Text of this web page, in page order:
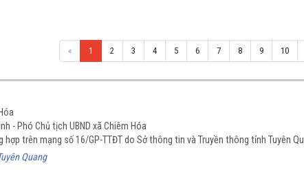
« 1 2 3 4 5 6 7 8 9 10
- Phó Chủ tịch UBND xã Chiêm Hóa
trên mạng số 16/GP-TTĐT do Sở thông tin và Truyền thông tỉnh Tuyên
Quang